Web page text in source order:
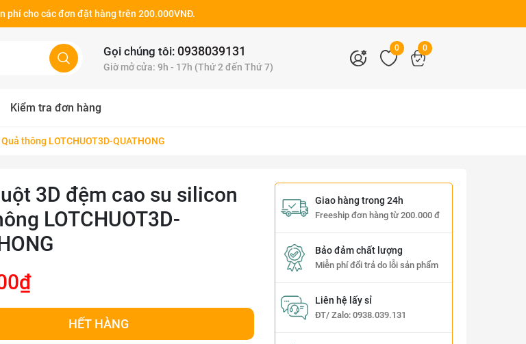
phí cho các đơn đặt hàng trên 200.000VNĐ.
Gọi chúng tôi: 0938039131
Giờ mở cửa: 9h - 17h (Thứ 2 đến Thứ 7)
0 0
Kiểm tra đơn hàng
thông LOTCHUOT3D-QUATHONG
3D đệm cao su silicon
LOTCHUOT3D-
HẾT HÀNG
Giao hàng trong 24h
Freeship đơn hàng từ 200.000 đ
Bảo đảm chất lượng
Miễn phí đổi trả do lỗi sản phẩm
Liên hệ lấy sỉ
ĐT/ Zalo: 0938.039.131